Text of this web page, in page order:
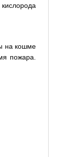
на кошме
пожара.